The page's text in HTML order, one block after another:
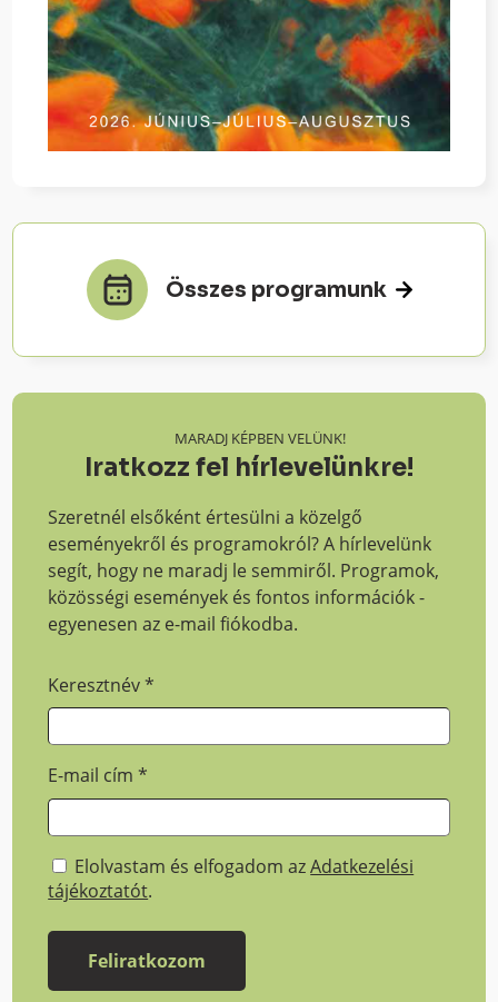
Összes programunk
MARADJ KÉPBEN VELÜNK!
Iratkozz fel hírlevelünkre!
Szeretnél elsőként értesülni a közelgő
eseményekről és programokról? A hírlevelünk
segít, hogy ne maradj le semmiről. Programok,
közösségi események és fontos információk -
egyenesen az e-mail fiókodba.
Keresztnév*
E-mail cím*
Elolvastam és elfogadom azAdatkezelési
tájékoztatót.